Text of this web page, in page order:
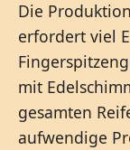
Die
erfordert viel
mit
gesamten
aufwendige